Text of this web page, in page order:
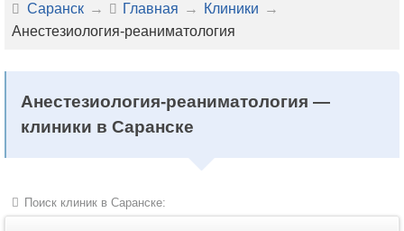
Саранск Главная
Клиники
Анестезиология-реаниматология
Анестезиология-реаниматология —
клиники в Саранске
Поиск клиник в Саранске: